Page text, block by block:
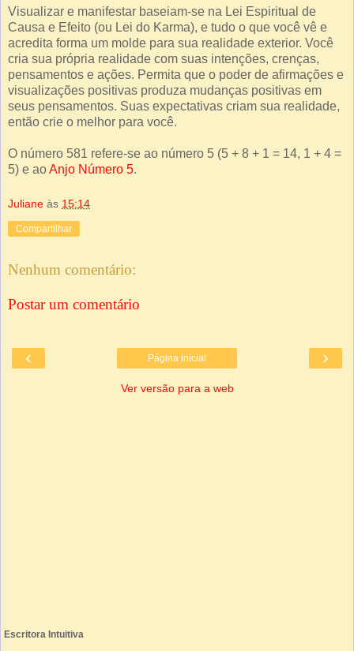
Visualizar e manifestar baseiam-se na Lei Espiritual de
Causa e Efeito (ou Lei do Karma), e tudo o que você vê e
acredita forma um molde para sua realidade exterior. Você
cria sua própria realidade com suas intenções, crenças,
pensamentos e ações. Permita que o poder de afirmações e
visualizações positivas produza mudanças positivas em
seus pensamentos. Suas expectativas criam sua realidade,
então crie o melhor para você.
O número 581 refere-se ao número 5 (5 + 8 + 1 = 14, 1 + 4 =
5) e aoAnjo Número 5.
Juliane às 15:14
Compartilhar
Nenhum comentário:
Postar um comentário
‹ ›
Página inicial
Ver versão para a web
Escritora Intuitiva